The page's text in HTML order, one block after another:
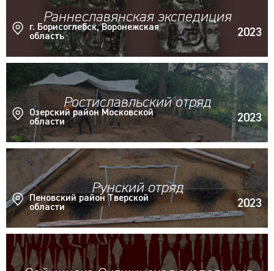
Раннеславянская экспедиция
г. Борисоглебск, Воронежская
область
2023
Ростиславльский отряд
Озерский район Московской
области
2023
Рунский отряд
Пеновский район Тверской
области
2023